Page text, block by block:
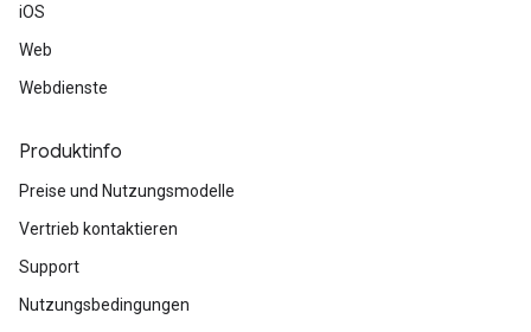
iOS
Web
Webdienste
Produktinfo
Preise und Nutzungsmodelle
Vertrieb kontaktieren
Support
Nutzungsbedingungen